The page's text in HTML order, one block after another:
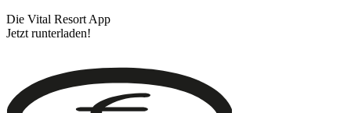
Die Vital Resort App
Jetzt runterladen!